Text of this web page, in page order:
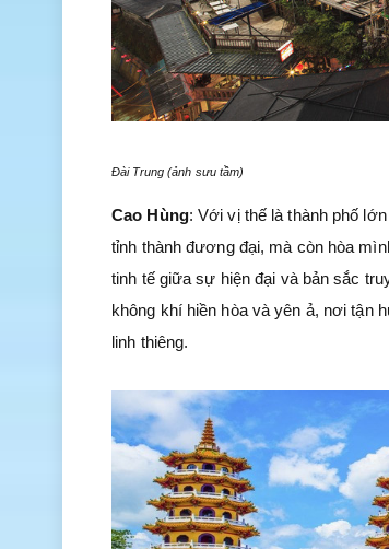
Đài Trung (ảnh sưu tầm)
Cao Hùng: Với vị thế là thành phố
tỉnh thành đương đại, mà còn hòa
tinh tế giữa sự hiện đại và bản sắc
không khí hiền hòa và yên ả, nơi tận
linh thiêng.